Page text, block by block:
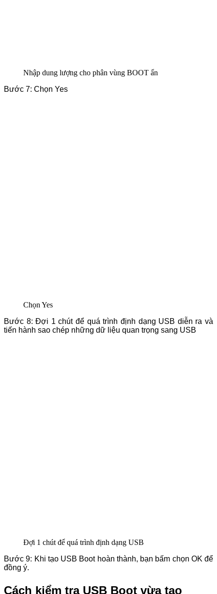
Nhập dung lượng cho phân vùng BOOT ẩn
Bước 7: Chọn Yes
Chọn Yes
Bước 8: Đợi 1 chút để quá trình định dạng USB diễn ra và
tiến hành sao chép những dữ liệu quan trọng sang USB
Đợi 1 chút để quá trình định dạng USB
Bước 9: Khi tạo USB Boot hoàn thành, bạn bấm chọn OK để
đồng ý.
Cách kiểm tra USB Boot vừa tạo